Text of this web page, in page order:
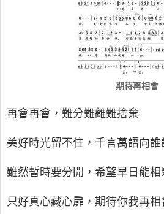
期待再相會
再會再會，難分難離難捨棄
美好時光留不住，千言萬語向誰
雖然暫時要分開，希望早日能相
只好真心藏心扉，期待你我再相